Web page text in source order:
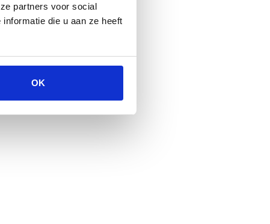
partners voor social
die u aan ze heeft
OK